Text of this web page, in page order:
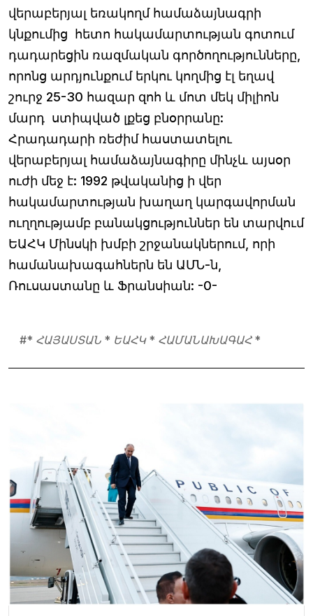
վերաբերյալ եռակողմ համաձայնագրի
կնքումից հետո հակամարտության գոտում
դադարեցին ռազմական գործողությունները,
որոնց արդյունքում երկու կողմից էլ եղավ
շուրջ 25-30 հազար զոհ և մոտ մեկ միլիոն
մարդ ստիպված լքեց բնօրրանը:
Հրադադարի ռեժիմ հաստատելու
վերաբերյալ համաձայնագիրը մինչև այսօր
ուժի մեջ է: 1992 թվականից ի վեր
հակամարտության խաղաղ կարգավորման
ուղղությամբ բանակցություններ են տարվում
ԵԱՀԿ Մինսկի խմբի շրջանակներում, որի
համանախագահներն են ԱՄՆ-ն,
Ռուսաստանը և Ֆրանսիան: -0-
#* ՀԱՅԱՍՏԱՆ * ԵԱՀԿ * ՀԱՄԱՆԱԽԱԳԱՀ *